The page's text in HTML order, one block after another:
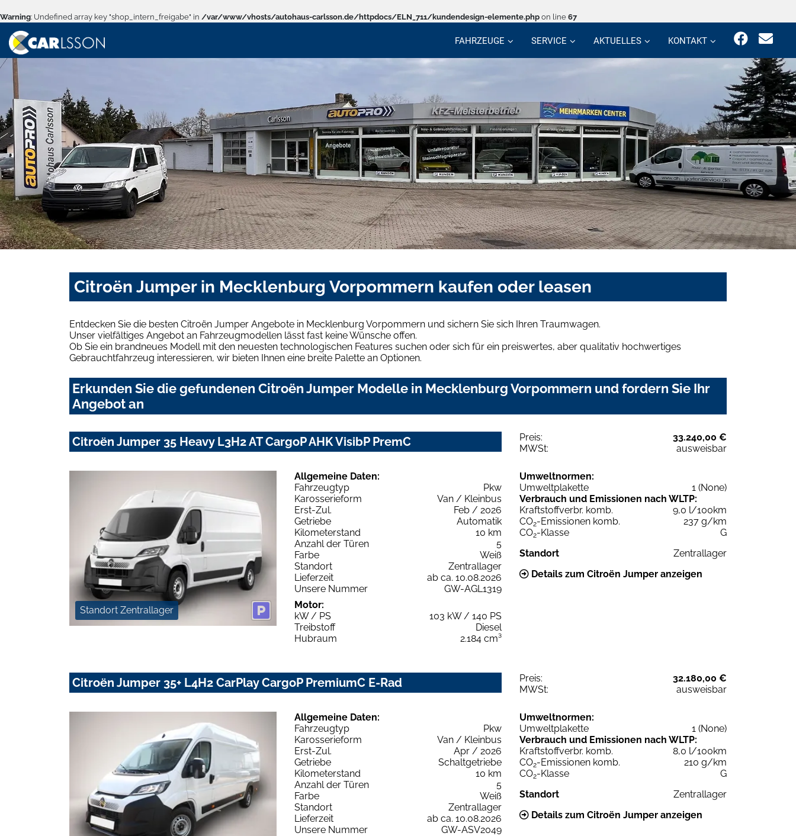
Warning: Undefined array key "shop_intern_freigabe" in /var/www/vhosts/autohaus-carlsson.de/httpdocs/ELN_711/kundendesign-elemente.php on line 67
FAHRZEUGE SERVICE AKTUELLES KONTAKT
Citroën Jumper in Mecklenburg Vorpommern kaufen oder leasen
Entdecken Sie die besten Citroën Jumper Angebote in Mecklenburg Vorpommern und sichern Sie sich Ihren Traumwagen.
Unser vielfältiges Angebot an Fahrzeugmodellen lässt fast keine Wünsche offen.
Ob Sie ein brandneues Modell mit den neuesten technologischen Features suchen oder sich für ein preiswertes, aber qualitativ hochwertiges
Gebrauchtfahrzeug interessieren, wir bieten Ihnen eine breite Palette an Optionen.
Erkunden Sie die gefundenen Citroën Jumper Modelle in Mecklenburg Vorpommern und fordern Sie Ihr
Angebot an
Citroën Jumper 35 Heavy L3H2 AT CargoP AHK VisibP PremC Preis:
33.240,00 €
MWSt:
ausweisbar
Standort Zentrallager
Allgemeine Daten:
Fahrzeugtyp
Pkw
Karosserieform
Van / Kleinbus
Erst-Zul.
Feb / 2026
Getriebe
Automatik
Kilometerstand
10 km
Anzahl der Türen
5
Farbe
Weiß
Standort
Zentrallager
Lieferzeit
ab ca. 10.08.2026
Unsere Nummer
GW-AGL1319
Motor:
kW / PS
103 kW / 140 PS
Treibstoff
Diesel
Hubraum
2.184 cm³
Umweltnormen:
Umweltplakette
1 (None)
Verbrauch und Emissionen nach WLTP:
Kraftstoffverbr. komb.
9,0 l/100km
CO2-Emissionen komb.
237 g/km
CO2-Klasse
G
Standort
Zentrallager
Details zum Citroën Jumper anzeigen
Citroën Jumper 35+ L4H2 CarPlay CargoP PremiumC E-Rad Preis:
32.180,00 €
MWSt:
ausweisbar
Allgemeine Daten:
Fahrzeugtyp
Pkw
Karosserieform
Van / Kleinbus
Erst-Zul.
Apr / 2026
Getriebe
Schaltgetriebe
Kilometerstand
10 km
Anzahl der Türen
5
Farbe
Weiß
Standort
Zentrallager
Lieferzeit
ab ca. 10.08.2026
Unsere Nummer
GW-ASV2049
Umweltnormen:
Umweltplakette
1 (None)
Verbrauch und Emissionen nach WLTP:
Kraftstoffverbr. komb.
8,0 l/100km
CO2-Emissionen komb.
210 g/km
CO2-Klasse
G
Standort
Zentrallager
Details zum Citroën Jumper anzeigen